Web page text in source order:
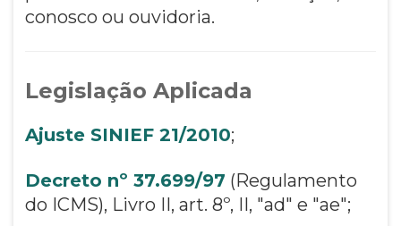
conosco ou ouvidoria.
Legislação Aplicada
Ajuste SINIEF 21/2010;
Decreto nº 37.699/97 (Regulamento
do ICMS), Livro II, art. 8º, II, "ad" e "ae";